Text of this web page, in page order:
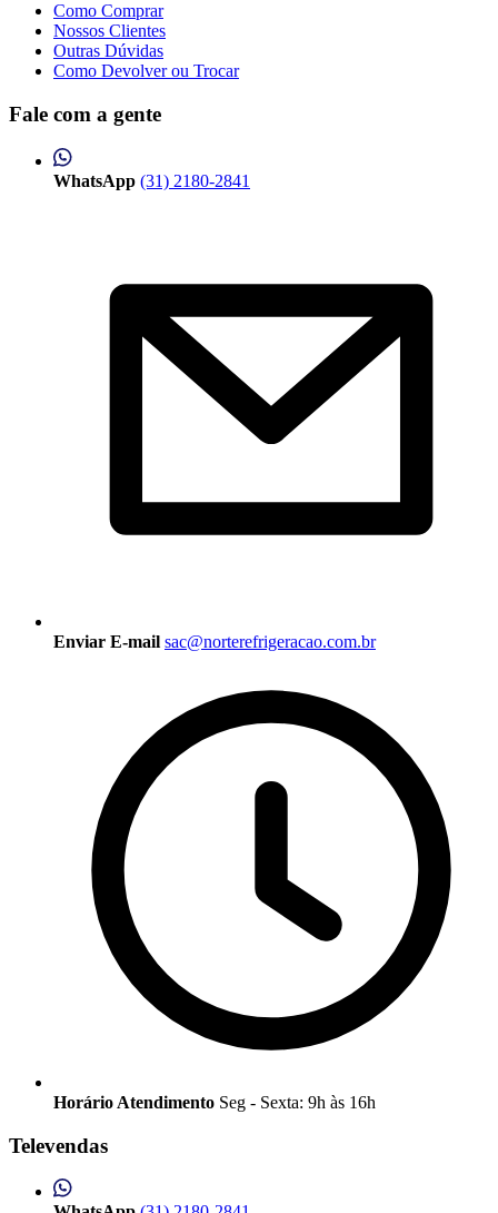
Como Comprar
Nossos Clientes
Outras Dúvidas
Como Devolver ou Trocar
Fale com a gente
WhatsApp (31) 2180-2841
Enviar E-mail sac@norterefrigeracao.com.br
Horário Atendimento Seg - Sexta: 9h às 16h
Televendas